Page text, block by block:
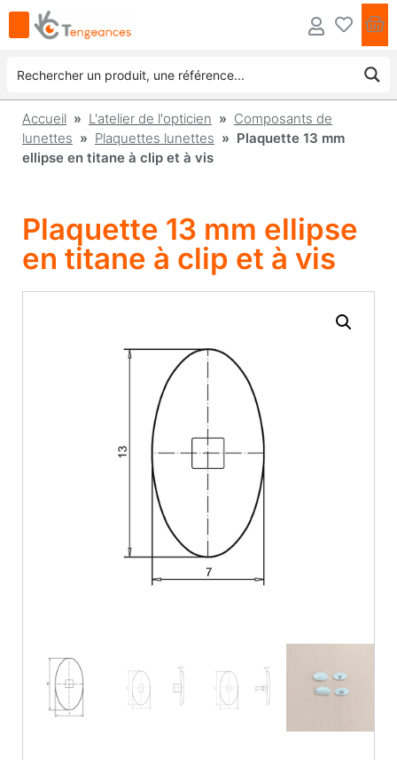
Accueil » L'atelier de l'opticien » Composants de
lunettes » Plaquettes lunettes » Plaquette 13 mm
ellipse en titane à clip et à vis
Plaquette 13 mm ellipse
en titane à clip et à vis